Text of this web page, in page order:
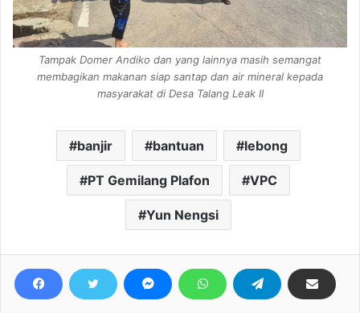
Tampak Domer Andiko dan yang lainnya masih semangat
membagikan makanan siap santap dan air mineral kepada
masyarakat di Desa Talang Leak II
banjir bantuan lebong
PT Gemilang Plafon VPC
Yun Nengsi